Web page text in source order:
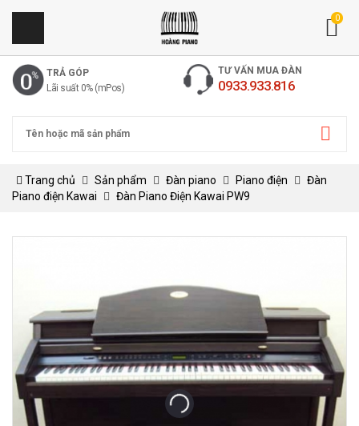
0
TRẢ GÓP
Lãi suất 0% (mPos)
TƯ VẤN MUA ĐÀN
0933.933.816
Trang chủ Sản phẩm Đàn piano Piano điện
Đàn
Piano điện Kawai
Đàn Piano Điện Kawai PW9